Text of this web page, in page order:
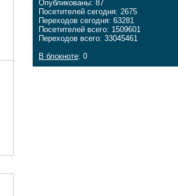
Опубликованы: 87
Посетителей сегодня: 2675
Переходов сегодня: 63281
Посетителей всего: 1509601
Переходов всего: 33045461
В блокноте: 0